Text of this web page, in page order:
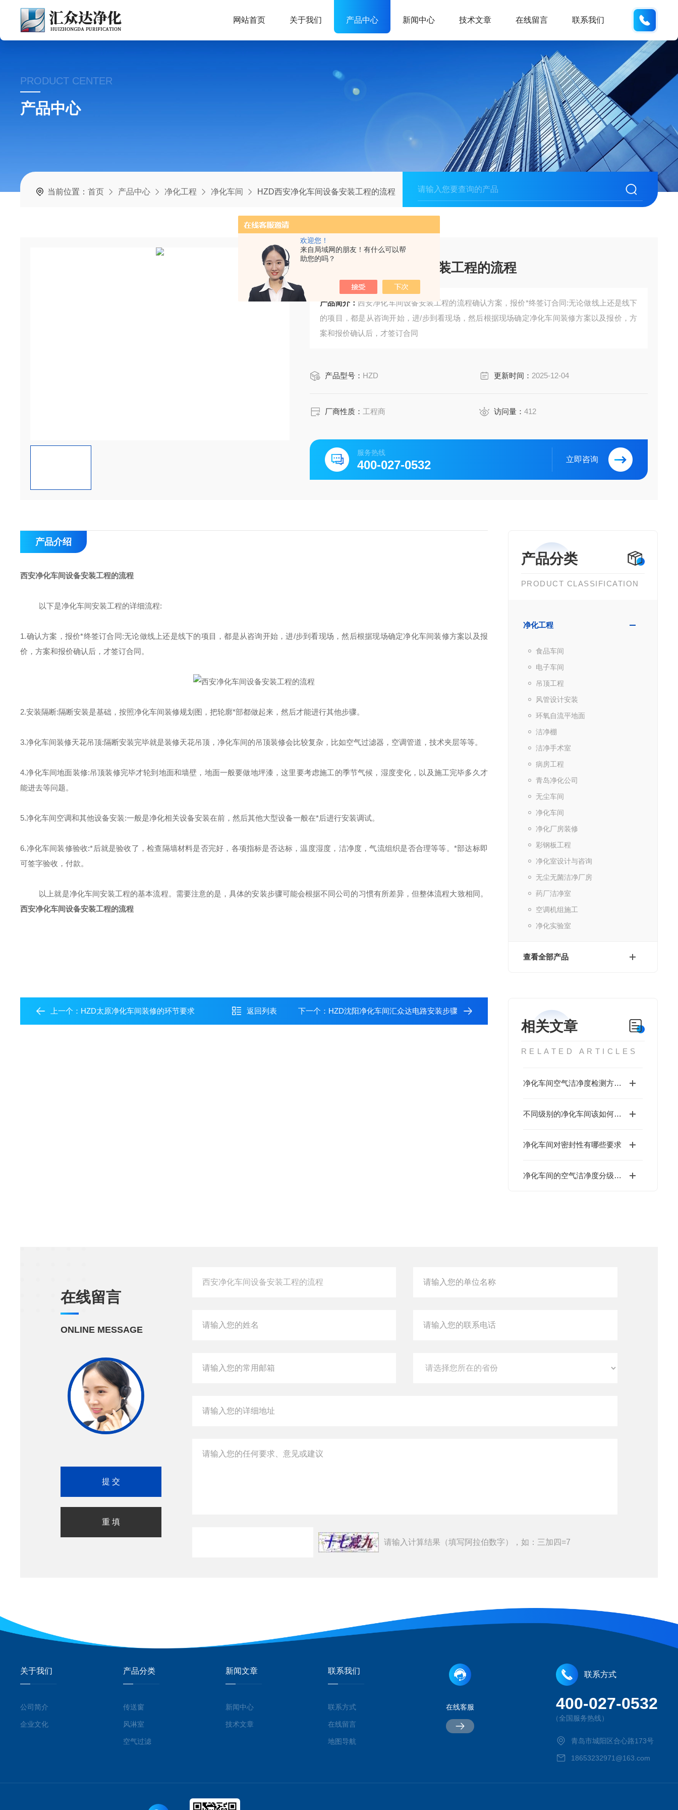
欢迎您！
来自局域网的朋友！有什么可以帮
助您的吗？
网站首页 关于我们 产品中心 新闻中心 技术文章 在线留言 联系我们
PRODUCT CENTER
产品中心
当前位置：首页 产品中心 净化工程 净化车间 HZD西安净化车间设备安装工程的流程
西安净化车间设备安装工程的流程
产品简介： 西安净化车间设备安装工程的流程确认方案，报价*终签订合同:无论做线上还是线下
的项目，都是从咨询开始，进/步到看现场，然后根据现场确定净化车间装修方案以及报价，方
案和报价确认后，才签订合同
产品型号： HZD 更新时间： 2025-12-04
厂商性质： 工程商 访问量： 412
服务热线
400-027-0532 立即咨询
产品分类
PRODUCT CLASSIFICATION
净化工程
食品车间
电子车间
吊顶工程
风管设计安装
环氧自流平地面
洁净棚
洁净手术室
病房工程
青岛净化公司
无尘车间
净化车间
净化厂房装修
彩钢板工程
净化室设计与咨询
无尘无菌洁净厂房
药厂洁净室
空调机组施工
净化实验室
查看全部产品
相关文章
RELATED ARTICLES
净化车间空气洁净度检测方法介绍
不同级别的净化车间该如何选择空气过滤器
净化车间对密封性有哪些要求
净化车间的空气洁净度分级标准有哪些
产品介绍
西安净化车间设备安装工程的流程
以下是净化车间安装工程的详细流程:
1.确认方案，报价*终签订合同:无论做线上还是线下的项目，都是从咨询开始，进/步到看现场，然后根据现场确定净化车间装修方案以及报
价，方案和报价确认后，才签订合同。
2.安装隔断:隔断安装是基础，按照净化车间装修规划图，把轮廓*部都做起来，然后才能进行其他步骤。
3.净化车间装修天花吊顶:隔断安装完毕就是装修天花吊顶，净化车间的吊顶装修会比较复杂，比如空气过滤器，空调管道，技术夹层等等。
4.净化车间地面装修:吊顶装修完毕才轮到地面和墙壁，地面一般要做地坪漆，这里要考虑施工的季节气候，湿度变化，以及施工完毕多久才
能进去等问题。
5.净化车间空调和其他设备安装:一般是净化相关设备安装在前，然后其他大型设备一般在*后进行安装调试。
6.净化车间装修验收:*后就是验收了，检查隔墙材料是否完好，各项指标是否达标，温度湿度，洁净度，气流组织是否合理等等。 *部达标即
可签字验收，付款。
以上就是净化车间安装工程的基本流程。需要注意的是，具体的安装步骤可能会根据不同公司的习惯有所差异，但整体流程大致相同。
西安净化车间设备安装工程的流程
上一个： HZD太原净化车间装修的环节要求 返回列表 下一个： HZD沈阳净化车间汇众达电路安装步骤
在线留言
ONLINE MESSAGE
请输入计算结果（填写阿拉伯数字），如：三加四=7
关于我们
公司简介
企业文化
产品分类
传送窗
风淋室
空气过滤
新闻文章
新闻中心
技术文章
联系我们
联系方式
在线留言
地图导航
在线客服
联系方式
400-027-0532
（全国服务热线）
青岛市城阳区合心路173号
18653232971@163.com